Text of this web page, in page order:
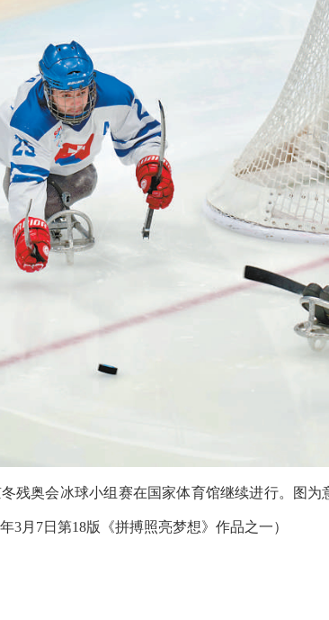
奥会冰球小组赛在国家体育馆继续进行。图为
3月7日第18版《拼搏照亮梦想》作品之一）